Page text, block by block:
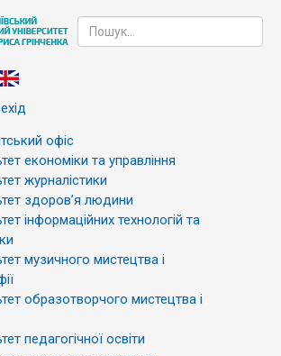
офіс
економіки та управління
журналістики
здоров’я людини
інформаційних технологій та
музичного мистецтва і
образотворчого мистецтва і
педагогічної освіти